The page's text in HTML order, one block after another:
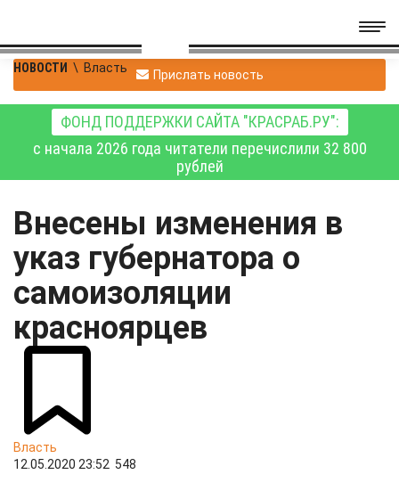
НОВОСТИ \ Власть Прислать новость
ФОНД ПОДДЕРЖКИ САЙТА "КРАСРАБ.РУ":
с начала 2026 года читатели перечислили 32 800
рублей
Внесены изменения в
указ губернатора о
самоизоляции
красноярцев
Власть
12.05.2020 23:52 548